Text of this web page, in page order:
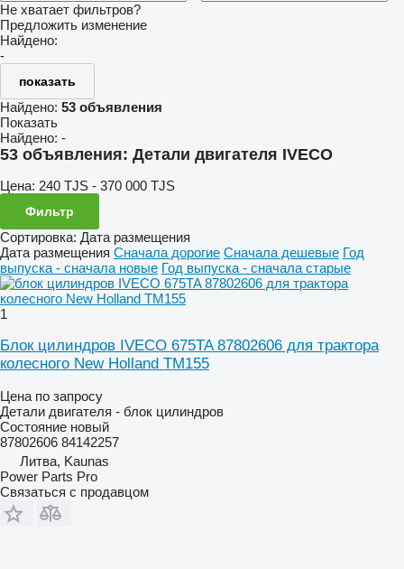
Не хватает фильтров?
Предложить изменение
Найдено:
-
показать
Найдено: 53 объявления
Показать
Найдено: -
53 объявления: Детали двигателя IVECO
Цена: 240 TJS - 370 000 TJS
Фильтр
Сортировка: Дата размещения
Дата размещения Сначала дорогие Сначала дешевые Год
выпуска - сначала новые Год выпуска - сначала старые
1
Блок цилиндров IVECO 675TA 87802606 для трактора
колесного New Holland TM155
Цена по запросу
Детали двигателя - блок цилиндров
Состояние новый
87802606 84142257
Литва, Kaunas
Power Parts Pro
Связаться с продавцом